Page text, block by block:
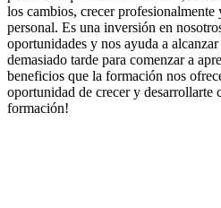
los cambios, crecer
personal. Es una inversión en
oportunidades y nos ayuda a
demasiado tarde para comenzar a
beneficios que la formación nos
oportunidad de crecer y desarrollarte
formación!